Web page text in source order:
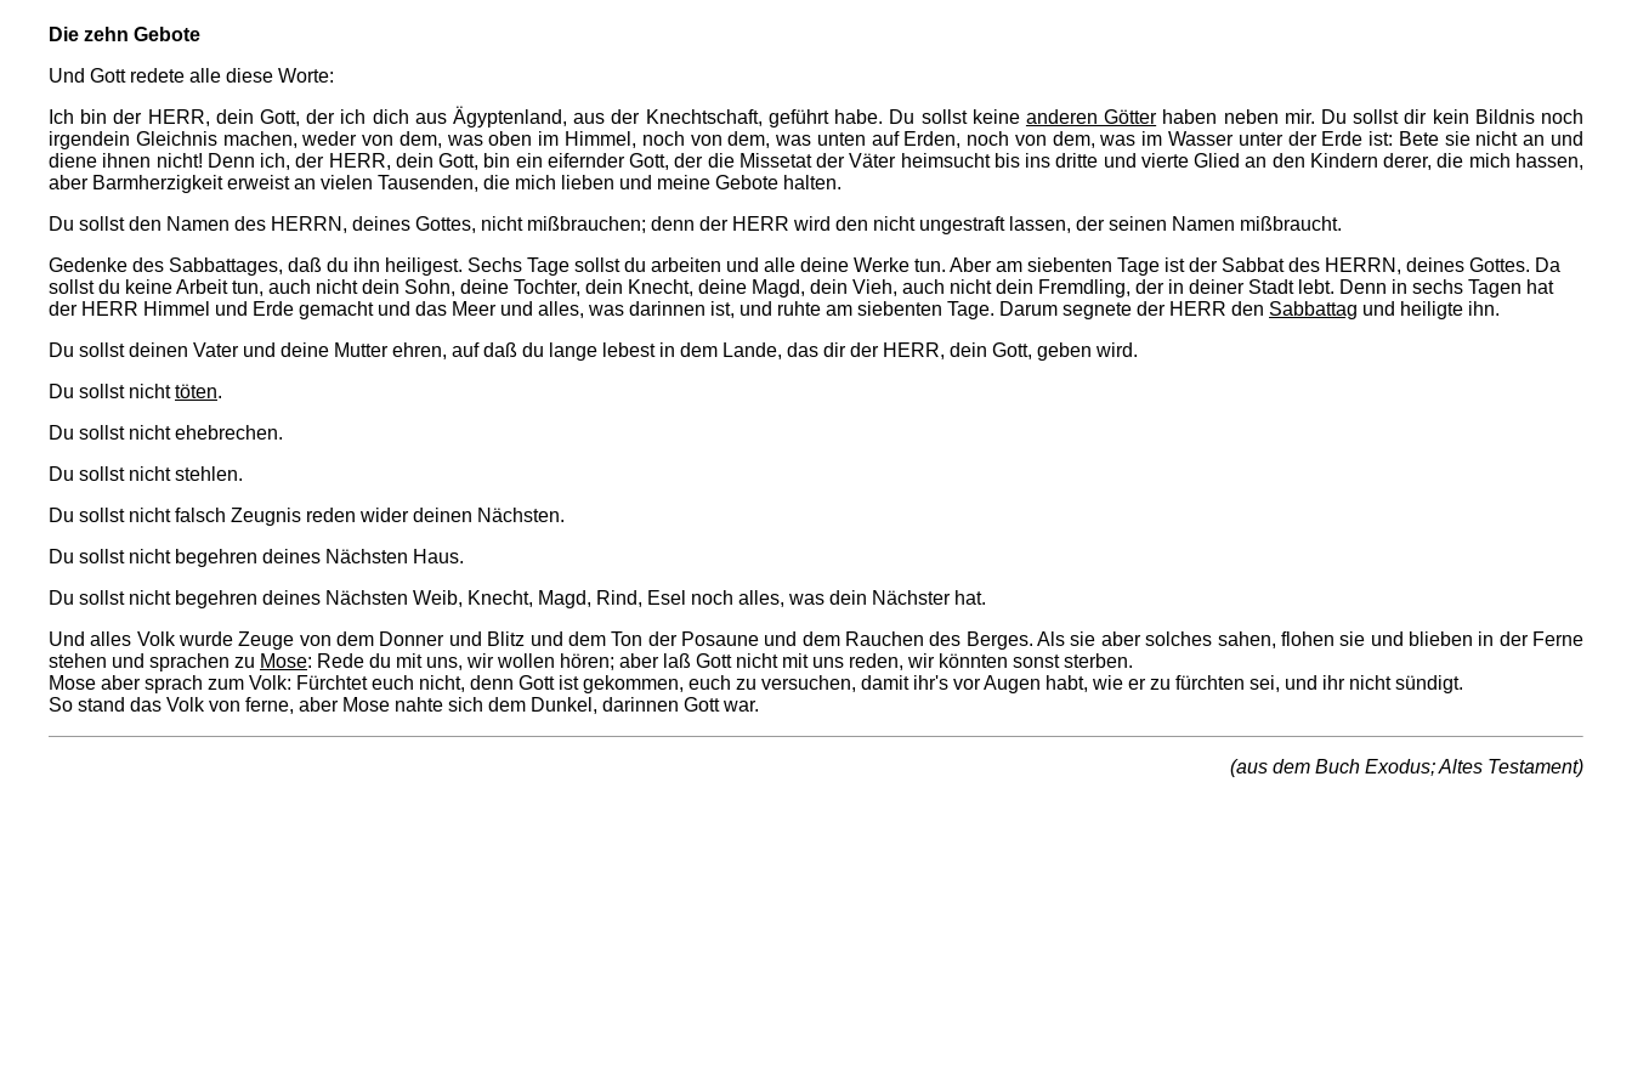
Die zehn Gebote
Und Gott redete alle diese Worte:
Ich bin der HERR, dein Gott, der ich dich aus Ägyptenland, aus der Knechtschaft, geführt habe. Du sollst keine anderen Götter haben neben mir. Du sollst dir kein Bildnis noch
irgendein Gleichnis machen, weder von dem, was oben im Himmel, noch von dem, was unten auf Erden, noch von dem, was im Wasser unter der Erde ist: Bete sie nicht an und
diene ihnen nicht! Denn ich, der HERR, dein Gott, bin ein eifernder Gott, der die Missetat der Väter heimsucht bis ins dritte und vierte Glied an den Kindern derer, die mich hassen,
aber Barmherzigkeit erweist an vielen Tausenden, die mich lieben und meine Gebote halten.
Du sollst den Namen des HERRN, deines Gottes, nicht mißbrauchen; denn der HERR wird den nicht ungestraft lassen, der seinen Namen mißbraucht.
Gedenke des Sabbattages, daß du ihn heiligest. Sechs Tage sollst du arbeiten und alle deine Werke tun. Aber am siebenten Tage ist der Sabbat des HERRN, deines Gottes. Da
sollst du keine Arbeit tun, auch nicht dein Sohn, deine Tochter, dein Knecht, deine Magd, dein Vieh, auch nicht dein Fremdling, der in deiner Stadt lebt. Denn in sechs Tagen hat
der HERR Himmel und Erde gemacht und das Meer und alles, was darinnen ist, und ruhte am siebenten Tage. Darum segnete der HERR den Sabbattag und heiligte ihn.
Du sollst deinen Vater und deine Mutter ehren, auf daß du lange lebest in dem Lande, das dir der HERR, dein Gott, geben wird.
Du sollst nichttöten.
Du sollst nicht ehebrechen.
Du sollst nicht stehlen.
Du sollst nicht falsch Zeugnis reden wider deinen Nächsten.
Du sollst nicht begehren deines Nächsten Haus.
Du sollst nicht begehren deines Nächsten Weib, Knecht, Magd, Rind, Esel noch alles, was dein Nächster hat.
Und alles Volk wurde Zeuge von dem Donner und Blitz und dem Ton der Posaune und dem Rauchen des Berges. Als sie aber solches sahen, flohen sie und blieben in der Ferne
stehen und sprachen zu Mose: Rede du mit uns, wir wollen hören; aber laß Gott nicht mit uns reden, wir könnten sonst sterben.
Mose aber sprach zum Volk: Fürchtet euch nicht, denn Gott ist gekommen, euch zu versuchen, damit ihr's vor Augen habt, wie er zu fürchten sei, und ihr nicht sündigt.
So stand das Volk von ferne, aber Mose nahte sich dem Dunkel, darinnen Gott war.
(aus dem Buch Exodus; Altes Testament)